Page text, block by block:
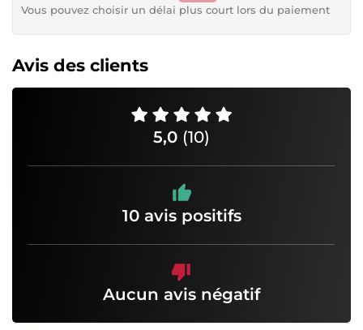
Vous pouvez choisir un délai plus court lors du paiement
Avis des clients
5,0 (10)
10 avis positifs
Aucun avis négatif